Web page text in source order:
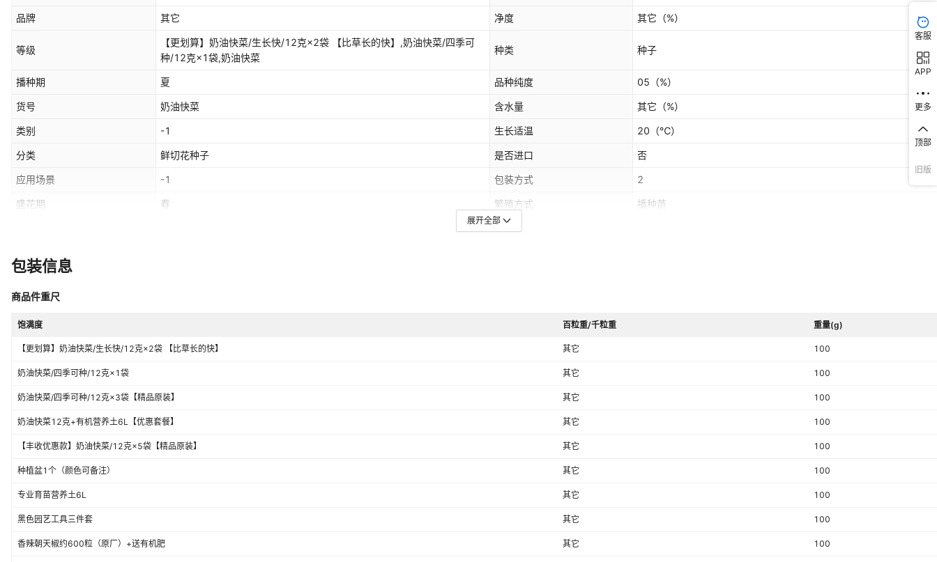
品牌 其它 净度 其它 （%）
等级
【更划算】奶油快菜/生长快/12克×2袋 【比草长的快】,奶油快菜/四季可
种/12克×1袋,奶油快菜
种类 种子
播种期 夏 品种纯度 05 （%）
货号 奶油快菜 含水量 其它 （%）
类别 -1 生长适温 20 （℃）
分类 鲜切花种子 是否进口 否
应用场景 -1 包装方式 2
盛花期 春 繁殖方式 播种苗
饱满度
水晶冰菜1包1000粒（原厂）+送有机肥,芦笋多次采摘80粒（原厂）
机肥,紫根韭菜约600粒（原厂）+送有机肥,黄秋葵种子5克（原厂）+
厂）+送有机肥,大叶空心菜约60粒（原厂）+送有机肥,正品金玉兰菜
百粒重/千粒重
展开全部
包装信息
商品件重尺
饱满度 百粒重/千粒重 重量(g)
【更划算】奶油快菜/生长快/12克×2袋 【比草长的快】 其它 100
奶油快菜/四季可种/12克×1袋 其它 100
奶油快菜/四季可种/12克×3袋【精品原装】 其它 100
奶油快菜12克+有机营养土6L【优惠套餐】 其它 100
【丰收优惠款】奶油快菜/12克×5袋【精品原装】 其它 100
种植盆1个（颜色可备注） 其它 100
专业育苗营养土6L 其它 100
黑色园艺工具三件套 其它 100
香辣朝天椒约600粒（原厂）+送有机肥 其它 100
客服
APP
更多
顶部
旧版